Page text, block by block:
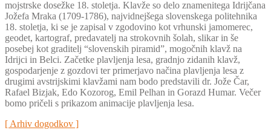
mojstrske dosežke 18. stoletja. Klavže so delo znamenitega Idrijčana
Jožefa Mraka (1709-1786), najvidnejšega slovenskega politehnika
18. stoletja, ki se je zapisal v zgodovino kot vrhunski jamomerec,
geodet, kartograf, predavatelj na strokovnih šolah, slikar in še
posebej kot graditelj “slovenskih piramid”, mogočnih klavž na
Idrijci in Belci. Začetke plavljenja lesa, gradnjo zidanih klavž,
gospodarjenje z gozdovi ter primerjavo načina plavljenja lesa z
drugimi avstrijskimi klavžami nam bodo predstavili dr. Jože Čar,
Rafael Bizjak, Edo Kozorog, Emil Pelhan in Gorazd Humar. Večer
bomo pričeli s prikazom animacije plavljenja lesa.
[ Arhiv dogodkov ]